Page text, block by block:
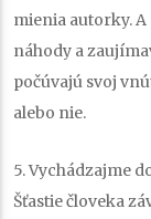
mienia autorky.
náhody a
počúvajú svoj
alebo nie.
5. Vychádzajme
Šťastie človeka